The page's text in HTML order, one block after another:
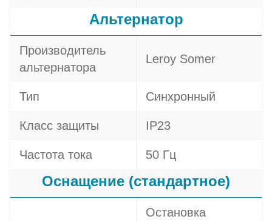
Альтернатор
Производитель
альтернатора
Leroy Somer
Тип Синхронный
Класс защиты IP23
Частота тока 50 Гц
Оснащение (стандартное)
Остановка